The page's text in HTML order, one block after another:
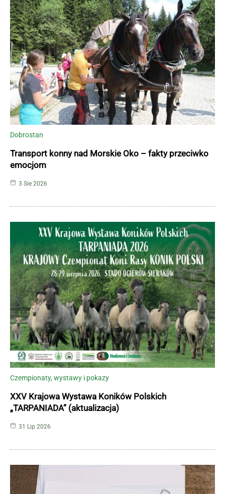
Dobrostan
Transport konny nad Morskie Oko – fakty przeciwko
emocjom
3 Sie 2026
Czempionaty, wystawy i pokazy
XXV Krajowa Wystawa Koników Polskich
„TARPANIADA” (aktualizacja)
31 Lip 2026